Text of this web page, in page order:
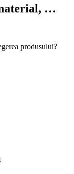
…
produsului?